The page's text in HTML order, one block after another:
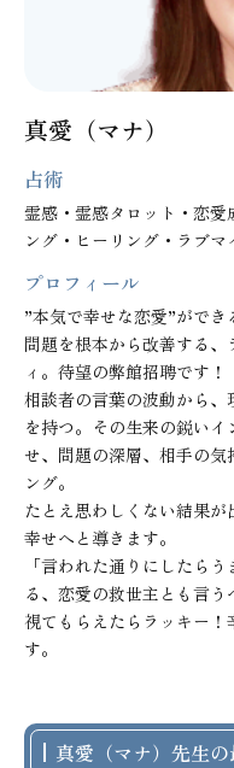
真愛（マナ）
占術
霊感・霊感タロット・恋愛
ング・ヒーリング・ラブマ
プロフィール
”本気で幸せな恋愛”がで
問題を根本から改善する
ィ。待望の弊館招聘です！
相談者の言葉の波動から
を持つ。その生来の鋭い
せ、問題の深層、相手の気
ング。
たとえ思わしくない結果
幸せへと導きます。
「言われた通りにしたら
る、恋愛の救世主とも言う
視てもらえたらラッキー
す。
真愛（マナ）先生